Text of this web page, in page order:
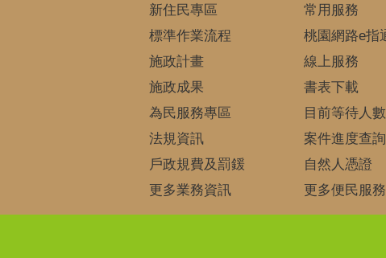
新住民專區
標準作業流程
施政計畫
施政成果
為民服務專區
法規資訊
戶政規費及罰鍰
更多業務資訊
常用服務
桃園網路e指
線上服務
書表下載
目前等待人數
案件進度查詢
自然人憑證
更多便民服務